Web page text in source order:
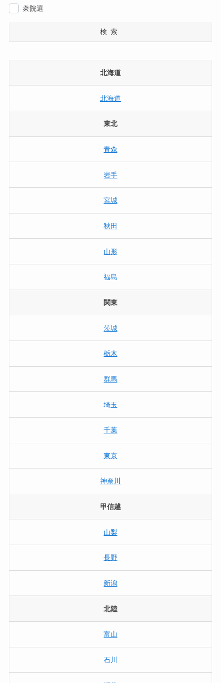
衆院選
検索
北海道
北海道
東北
青森
岩手
宮城
秋田
山形
福島
関東
茨城
栃木
群馬
埼玉
千葉
東京
神奈川
甲信越
山梨
長野
新潟
北陸
富山
石川